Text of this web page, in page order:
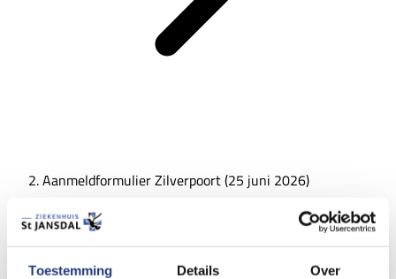
Toestemming Details Over
Aanmeldformulier Zilverpoort (25 juni 2026)
Lees voor
Lees voor